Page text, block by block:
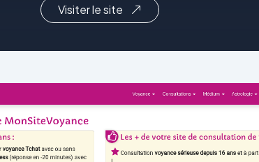
Visiter le site